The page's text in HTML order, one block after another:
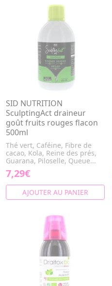
SID NUTRITION
SculptingAct draineur
goût fruits rouges flacon
500ml
Thé vert, Caféine, Fibre de
cacao, Kola, Reine des prés,
Guarana, Piloselle, Queue...
7,29€
AJOUTER AU PANIER